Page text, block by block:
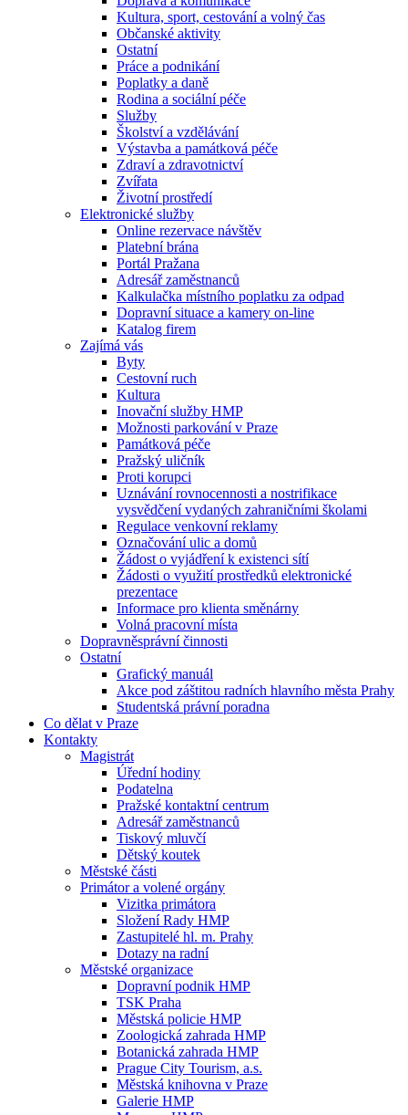
Kultura, sport, cestování a volný čas
Občanské aktivity
Ostatní
Práce a podnikání
Poplatky a daně
Rodina a sociální péče
Služby
Školství a vzdělávání
Výstavba a památková péče
Zdraví a zdravotnictví
Zvířata
Životní prostředí
Elektronické služby
Online rezervace návštěv
Platební brána
Portál Pražana
Adresář zaměstnanců
Kalkulačka místního poplatku za odpad
Dopravní situace a kamery on-line
Katalog firem
Zajímá vás
Byty
Cestovní ruch
Kultura
Inovační služby HMP
Možnosti parkování v Praze
Památková péče
Pražský uličník
Proti korupci
Uznávání rovnocennosti a nostrifikace
vysvědčení vydaných zahraničními školami
Regulace venkovní reklamy
Označování ulic a domů
Žádost o vyjádření k existenci sítí
Žádosti o využití prostředků elektronické
prezentace
Informace pro klienta směnárny
Volná pracovní místa
Dopravněsprávní činnosti
Ostatní
Grafický manuál
Akce pod záštitou radních hlavního města Prahy
Studentská právní poradna
Co dělat v Praze
Kontakty
Magistrát
Úřední hodiny
Podatelna
Pražské kontaktní centrum
Adresář zaměstnanců
Tiskový mluvčí
Dětský koutek
Městské části
Primátor a volené orgány
Vizitka primátora
Složení Rady HMP
Zastupitelé hl. m. Prahy
Dotazy na radní
Městské organizace
Dopravní podnik HMP
TSK Praha
Městská policie HMP
Zoologická zahrada HMP
Botanická zahrada HMP
Prague City Tourism, a.s.
Městská knihovna v Praze
Galerie HMP